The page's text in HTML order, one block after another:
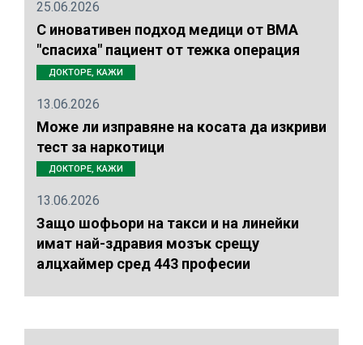
25.06.2026
С иновативен подход медици от ВМА
"спасиха" пациент от тежка операция
ДОКТОРЕ, КАЖИ
13.06.2026
Може ли изправяне на косата да изкриви
тест за наркотици
ДОКТОРЕ, КАЖИ
13.06.2026
Защо шофьори на такси и на линейки
имат най-здравия мозък срещу
алцхаймер сред 443 професии